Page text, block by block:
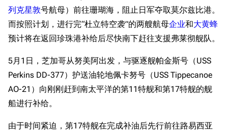
列克星敦号航母）前往珊瑚海，阻止日军夺取莫尔兹比港。
而按照计划，进行完“杜立特空袭”的两艘航母企业和大黄蜂
预计将在返回珍珠港补给后尽快南下赶往支援弗莱彻舰队。
5月1日，芝加哥从努美阿出发，与驱逐舰帕金斯号（USS
Perkins DD-377）护送油轮地佩卡努号（USS Tippecanoe
AO-21）向刚刚赶到南太平洋的第11特舰和第17特舰的舰
船进行补给。
由于时间紧迫，第17特舰在完成补油后先行前往路易西亚